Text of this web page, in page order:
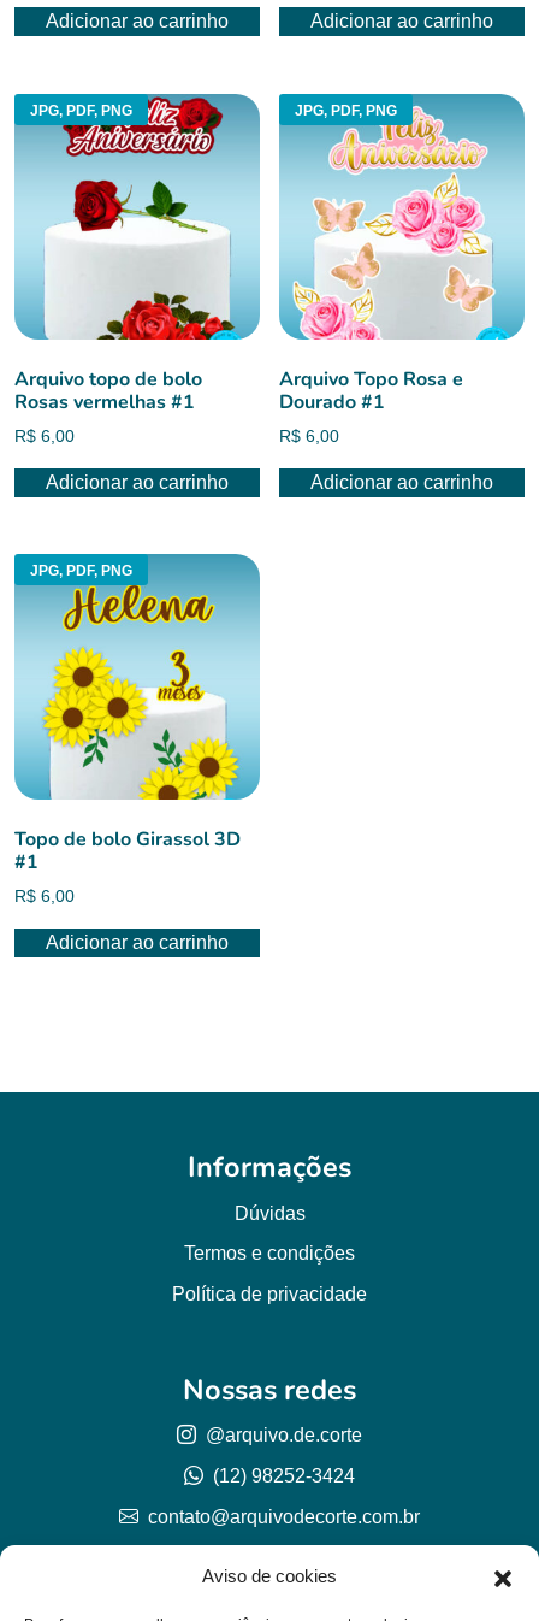
Aviso de cookies
Adicionar ao carrinho Adicionar ao carrinho
JPG, PDF, PNG
Arquivo topo de bolo
Rosas vermelhas #1
R$ 6,00
Adicionar ao carrinho
JPG, PDF, PNG
Arquivo Topo Rosa e
Dourado #1
R$ 6,00
Adicionar ao carrinho
JPG, PDF, PNG
Topo de bolo Girassol 3D
#1
R$ 6,00
Adicionar ao carrinho
Informações
Dúvidas
Termos e condições
Política de privacidade
Nossas redes
@arquivo.de.corte
(12) 98252-3424
contato@arquivodecorte.com.br